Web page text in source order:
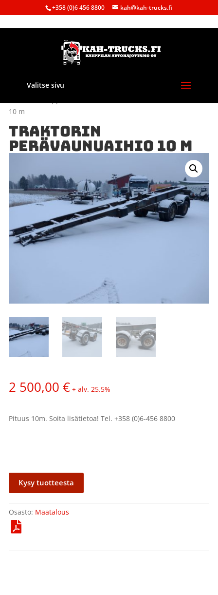
+358 (0)6 456 8800 kah@kah-trucks.fi
Valitse sivu
10 m
TRAKTORIN
PERÄVAUNUAIHIO 10 M
2 500,00 € + alv. 25.5%
Pituus 10m. Soita lisätietoa! Tel. +358 (0)6-456 8800
Kysy tuotteesta
Osasto: Maatalous